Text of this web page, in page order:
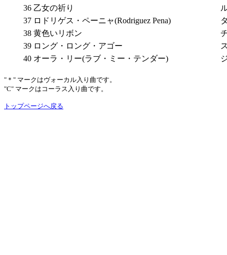
36 乙女の祈り
37 ロドリゲス・ペーニャ(Rodriguez Pena)
38 黄色いリボン
39 ロング・ロング・アゴー
40 オーラ・リー(ラブ・ミー・テンダー)
"＊" マークはヴォーカル入り曲です。
"C" マークはコーラス入り曲です。
トップページへ戻る